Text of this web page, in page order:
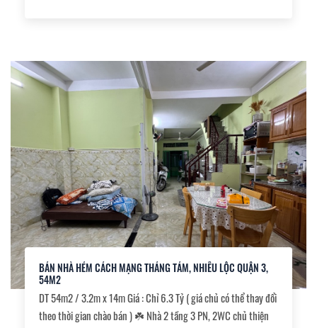
BÁN NHÀ HẺM CÁCH MẠNG THÁNG TÁM, NHIÊU LỘC QUẬN 3,
54M2
DT 54m2 / 3.2m x 14m Giá : Chỉ 6.3 Tỷ ( giá chủ có thể thay đổi
theo thời gian chào bán ) ☘️ Nhà 2 tầng 3 PN, 2WC chủ thiện